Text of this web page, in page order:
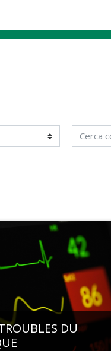
Cerca corsi
DU